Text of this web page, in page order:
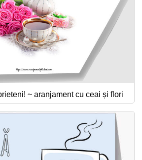
~ aranjament cu ceai și flori